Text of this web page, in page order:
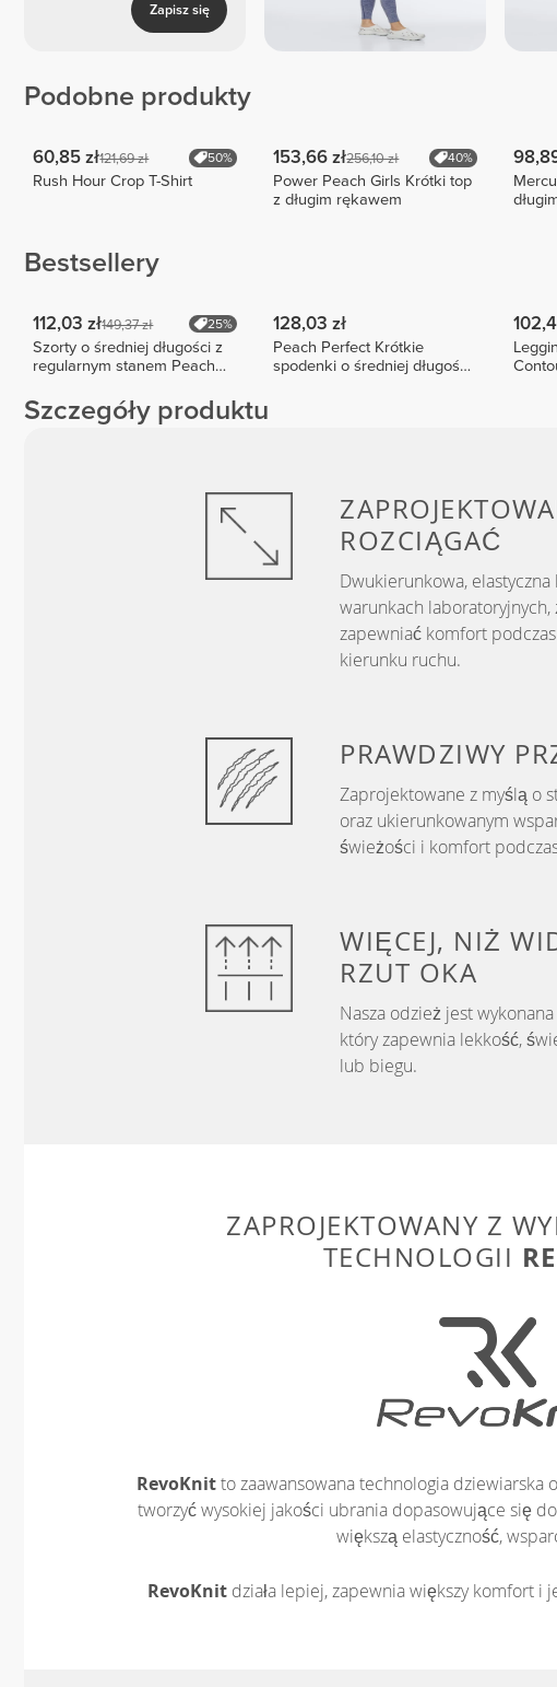
Zapisz się
Podobne produkty
60,85 zł121,69 zł 50%
Rush Hour Crop T-Shirt
153,66 zł256,10 zł 40%
Power Peach Girls Krótki top
z długim rękawem
Bestsellery
112,03 zł149,37 zł 25%
Szorty o średniej długości z
regularnym stanem Peach
128,03 zł
Peach Perfect Krótkie
spodenki o średniej długości
Szczegóły produktu
ROZCIĄGAĆ
Dwukierunkowa,
warunkach
zapewniać komfort
kierunku ruchu.
PRAWDZIWY
Zaprojektowane z myślą o
oraz ukierunkowanym
świeżości i komfort
WIĘCEJ, NIŻ
RZUT OKA
Nasza odzież jest
który zapewnia lekkość,
lub biegu.
ZAPROJEKTOWANY Z
TECHNOLOGII
RevoKnitto zaawansowana technologia dziewiarska
tworzyć wysokiej jakości ubrania dopasowujące się
większą elastyczność,
RevoKnit działa lepiej, zapewnia większy komfort i